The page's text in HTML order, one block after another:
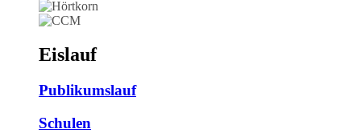
Eislauf
Publikumslauf
Schulen